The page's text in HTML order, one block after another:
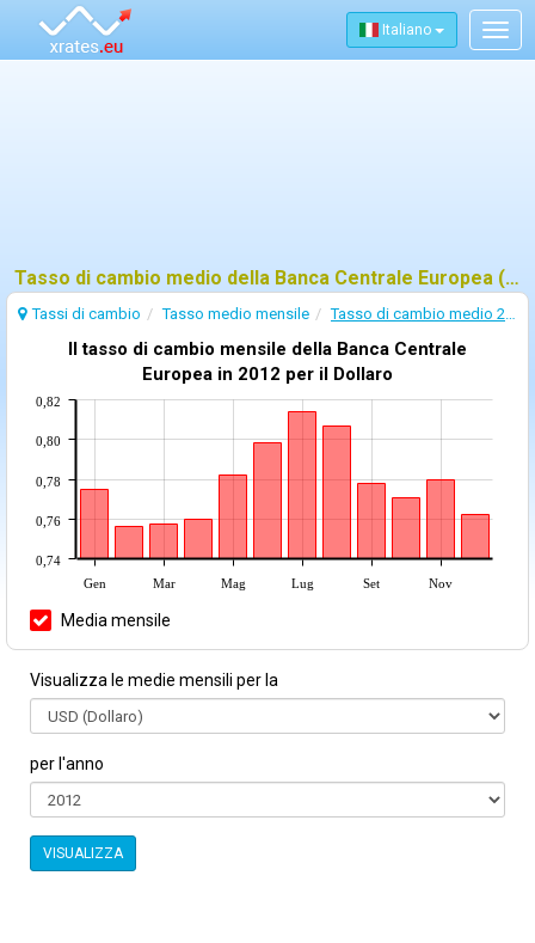
Italiano
Tasso di cambio medio della Banca Centrale Europea (BCE) - 2012
Tassi di cambio Tasso medio mensile Tasso di cambio medio 2012
Il tasso di cambio mensile della Banca Centrale
Europea in 2012 per il Dollaro
Gen Mar Mag Lug Set Nov
0,74
0,76
0,78
0,80
0,82
Media mensile
Visualizza le medie mensili per la
per l'anno
VISUALIZZA